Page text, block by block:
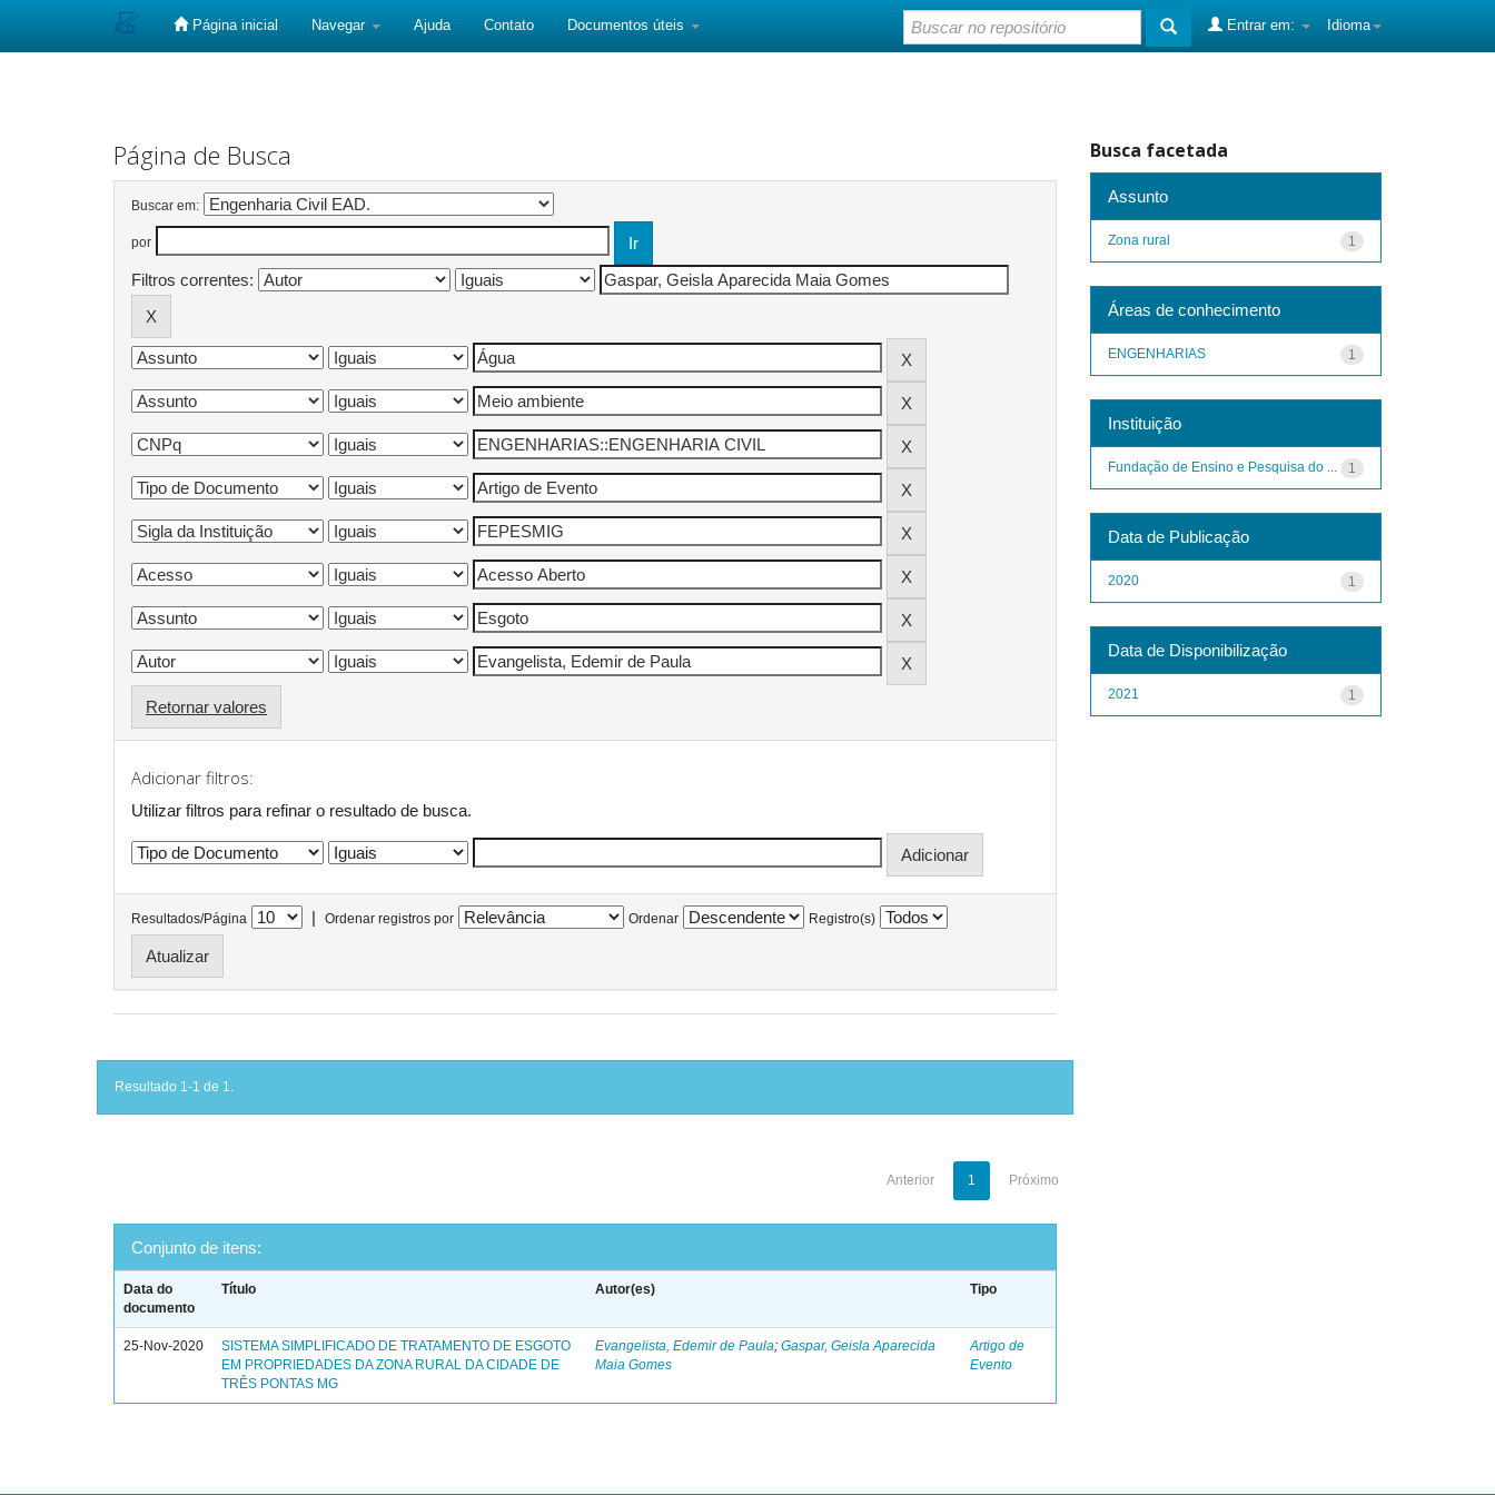
Página inicial Navegar Ajuda Contato Documentos úteis Idioma
Entrar em:
Página de Busca
Buscar em:
por
Filtros correntes:
Retornar valores
Adicionar filtros:
Utilizar filtros para refinar o resultado de busca.
Resultados/Página | Ordenar registros por Ordenar Registro(s)
Resultado 1-1 de 1.
Anterior 1 Próximo
Conjunto de itens:
Data do
documento
Título Autor(es) Tipo
25-Nov-2020
SISTEMA SIMPLIFICADO DE TRATAMENTO DE ESGOTO
EM PROPRIEDADES DA ZONA RURAL DA CIDADE DE
TRÊS PONTAS MG
Evangelista, Edemir de Paula;Gaspar, Geisla Aparecida
Maia Gomes
Artigo de
Evento
Busca facetada
Assunto
1
Zona rural
Áreas de conhecimento
1
ENGENHARIAS
Instituição
1
Fundação de Ensino e Pesquisa do ...
Data de Publicação
1
2020
Data de Disponibilização
1
2021